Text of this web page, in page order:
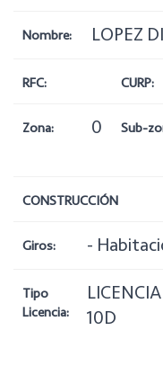
Nombre: LOPEZ
RFC: CURP:
Zona: 0 Sub-
CONSTRUCCIÓN
Giros: -
Tipo
Licencia:
LICENCIA
10D